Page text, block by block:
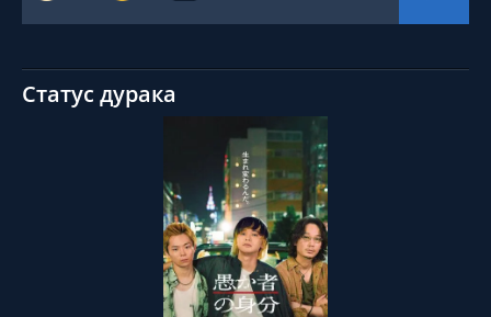
Статус дурака
СМОТРЕТЬ ОНЛАЙН